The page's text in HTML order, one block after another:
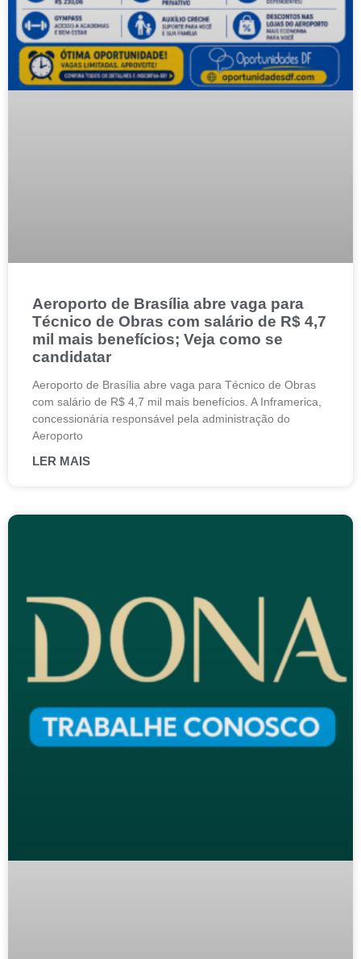
Aeroporto de Brasília abre vaga para
Técnico de Obras com salário de R$ 4,7
mil mais benefícios; Veja como se
candidatar
Aeroporto de Brasília abre vaga para Técnico de Obras
com salário de R$ 4,7 mil mais benefícios. A Inframerica,
concessionária responsável pela administração do
Aeroporto
LER MAIS